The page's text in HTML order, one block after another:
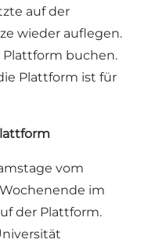
auf der
wieder auflegen.
Plattform buchen.
Plattform ist für
vom
im
der Plattform.